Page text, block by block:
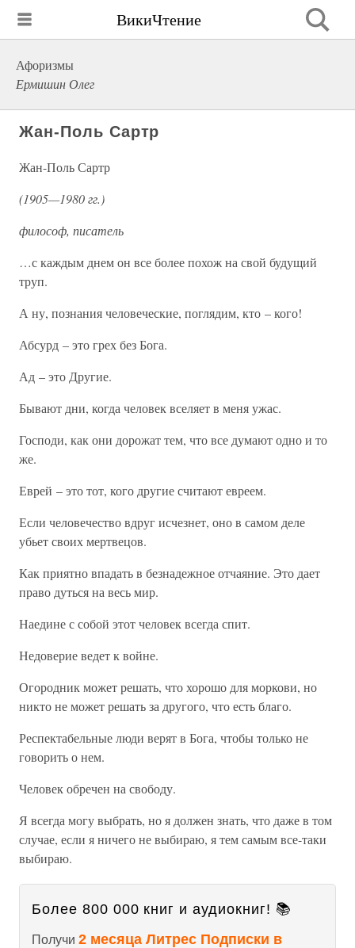
ВикиЧтение
Афоризмы
Ермишин Олег
Жан-Поль Сартр
Жан-Поль Сартр
(1905—1980 гг.)
философ, писатель
…с каждым днем он все более похож на свой будущий
труп.
А ну, познания человеческие, поглядим, кто – кого!
Абсурд – это грех без Бога.
Ад – это Другие.
Бывают дни, когда человек вселяет в меня ужас.
Господи, как они дорожат тем, что все думают одно и то
же.
Еврей – это тот, кого другие считают евреем.
Если человечество вдруг исчезнет, оно в самом деле
убьет своих мертвецов.
Как приятно впадать в безнадежное отчаяние. Это дает
право дуться на весь мир.
Наедине с собой этот человек всегда спит.
Недоверие ведет к войне.
Огородник может решать, что хорошо для моркови, но
никто не может решать за другого, что есть благо.
Респектабельные люди верят в Бога, чтобы только не
говорить о нем.
Человек обречен на свободу.
Я всегда могу выбрать, но я должен знать, что даже в том
случае, если я ничего не выбираю, я тем самым все-таки
выбираю.
Более 800 000 книг и аудиокниг! 📚
Получи 2 месяца Литрес Подписки в